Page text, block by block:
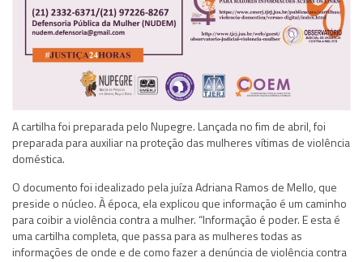
A cartilha foi preparada pelo Nupegre. Lançada no fim de abril, foi
preparada para auxiliar na proteção das mulheres vítimas de violência
doméstica.
O documento foi idealizado pela juíza Adriana Ramos de Mello, que
preside o núcleo. À época, ela explicou que informação é um caminho
para coibir a violência contra a mulher. “Informação é poder. E esta é
uma cartilha completa, que passa para as mulheres todas as
informações de onde e de como fazer a denúncia de violência contra